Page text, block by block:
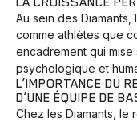
Au sein des
comme athlètes que
encadrement qui
psychologique et
L’IMPORTANCE DU
D’UNE ÉQUIPE DE
Chez les Diamants, le